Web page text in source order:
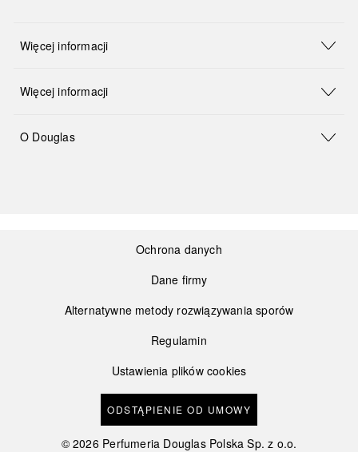
Więcej informacji
Więcej informacji
O Douglas
Ochrona danych
Dane firmy
Alternatywne metody rozwiązywania sporów
Regulamin
Ustawienia plików cookies
ODSTĄPIENIE OD UMOWY
©2026 Perfumeria Douglas Polska Sp. z o.o.